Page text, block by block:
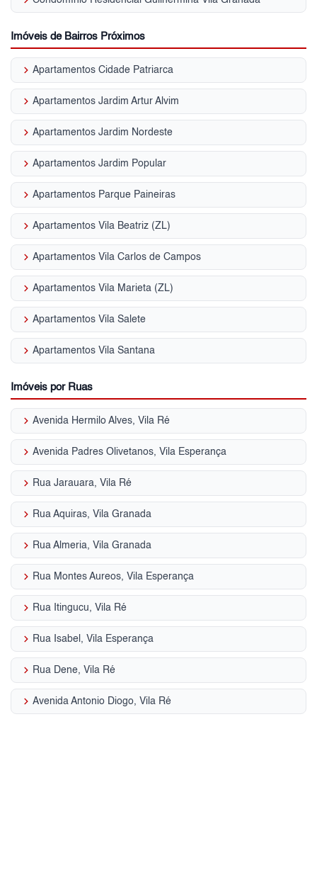
Imóveis de Bairros Próximos
keyboard_arrow_right Apartamentos Cidade Patriarca
keyboard_arrow_right Apartamentos Jardim Artur Alvim
keyboard_arrow_right Apartamentos Jardim Nordeste
keyboard_arrow_right Apartamentos Jardim Popular
keyboard_arrow_right Apartamentos Parque Paineiras
keyboard_arrow_right Apartamentos Vila Beatriz (ZL)
keyboard_arrow_right Apartamentos Vila Carlos de Campos
keyboard_arrow_right Apartamentos Vila Marieta (ZL)
keyboard_arrow_right Apartamentos Vila Salete
keyboard_arrow_right Apartamentos Vila Santana
Imóveis por Ruas
keyboard_arrow_right Avenida Hermilo Alves, Vila Ré
keyboard_arrow_right Avenida Padres Olivetanos, Vila Esperança
keyboard_arrow_right Rua Jarauara, Vila Ré
keyboard_arrow_right Rua Aquiras, Vila Granada
keyboard_arrow_right Rua Almeria, Vila Granada
keyboard_arrow_right Rua Montes Aureos, Vila Esperança
keyboard_arrow_right Rua Itingucu, Vila Ré
keyboard_arrow_right Rua Isabel, Vila Esperança
keyboard_arrow_right Rua Dene, Vila Ré
keyboard_arrow_right Avenida Antonio Diogo, Vila Ré